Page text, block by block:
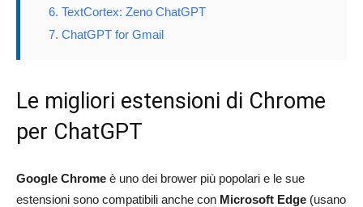
6. TextCortex: Zeno ChatGPT
7. ChatGPT for Gmail
Le migliori estensioni di Chrome
per ChatGPT
Google Chrome è uno dei brower più popolari e le sue
estensioni sono compatibili anche con Microsoft Edge (usano